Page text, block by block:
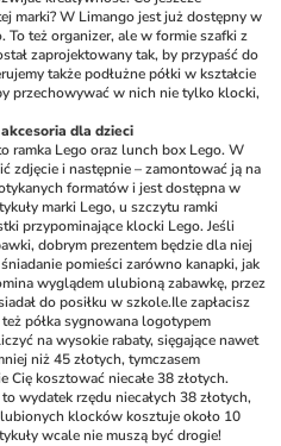
marki? W Limango jest już dostępny w
To też organizer, ale w formie szafki z
zaprojektowany tak, by przypaść do
także podłużne półki w kształcie
przechowywać w nich nie tylko klocki,
dla dzieci
ramka Lego oraz lunch box Lego. W
zdjęcie i następnie – zamontować ją na
formatów i jest dostępna w
marki Lego, u szczytu ramki
przypominające klocki Lego. Jeśli
dobrym prezentem będzie dla niej
pomieści zarówno kanapki, jak
wyglądem ulubioną zabawkę, przez
do posiłku w szkole.Ile zapłacisz
półka sygnowana logotypem
na wysokie rabaty, sięgające nawet
niż 45 złotych, tymczasem
kosztować niecałe 38 złotych.
wydatek rzędu niecałych 38 złotych,
klocków kosztuje około 10
wcale nie muszą być drogie!